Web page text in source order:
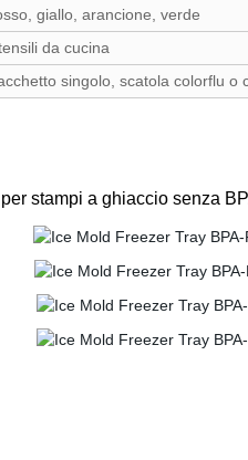
giallo, arancione, verde
da cucina
singolo, scatola colorflu o
stampi a ghiaccio senza